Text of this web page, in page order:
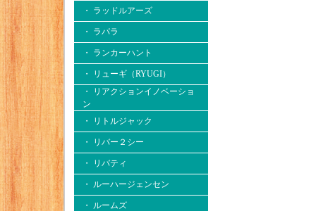
・ ラッドルアーズ
・ ラパラ
・ ランカーハント
・ リューギ（RYUGI）
・ リアクションイノベーショ
ン
・ リトルジャック
・ リバー２シー
・ リバティ
・ ルーハージェンセン
・ ルームズ